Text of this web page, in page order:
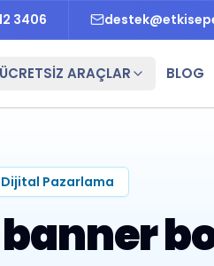
3406
ÜCRETSİZ ARAÇLAR BLOG
Dijital Pazarlama